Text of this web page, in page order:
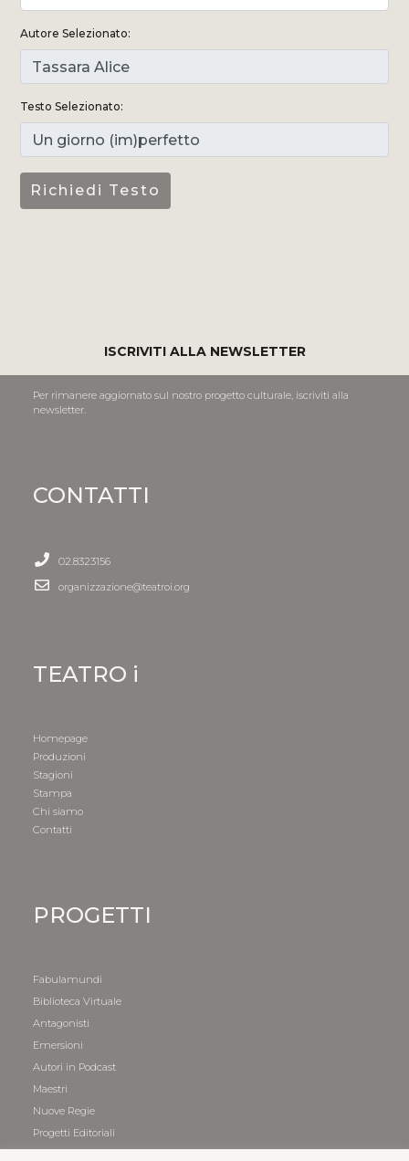
Autore Selezionato:
Testo Selezionato:
ISCRIVITI ALLA NEWSLETTER
Per rimanere aggiornato sul nostro progetto culturale, iscriviti alla
newsletter.
CONTATTI
02.8323156
organizzazione@teatroi.org
TEATRO i
Homepage
Produzioni
Stagioni
Stampa
Chi siamo
Contatti
PROGETTI
Fabulamundi
Biblioteca Virtuale
Antagonisti
Emersioni
Autori in Podcast
Maestri
Nuove Regie
Progetti Editoriali